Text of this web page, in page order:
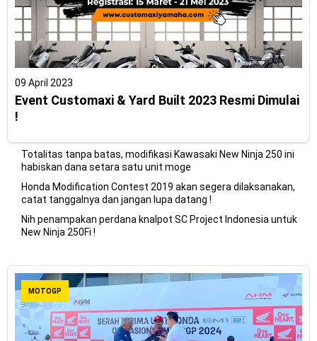
09 April 2023
Event Customaxi & Yard Built 2023 Resmi Dimulai
!
Totalitas tanpa batas, modifikasi Kawasaki New Ninja 250 ini
habiskan dana setara satu unit moge
Honda Modification Contest 2019 akan segera dilaksanakan,
catat tanggalnya dan jangan lupa datang !
Nih penampakan perdana knalpot SC Project Indonesia untuk
New Ninja 250Fi !
MOTOGP